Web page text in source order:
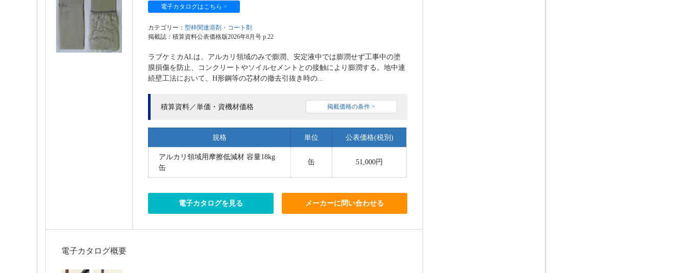
電子カタログはこちら >
カテゴリー：型枠関連溶剤・コート剤
掲載誌：積算資料公表価格版2026年8月号 p.22
ラブケミカALは、アルカリ領域のみで膨潤、安定液中では膨潤せず工事中の塗
膜損傷を防止、コンクリートやソイルセメントとの接触により膨潤する。地中連
続壁工法において、H形鋼等の芯材の撤去引抜き時の...
積算資料／単価・資機材価格 掲載価格の条件 >
規格 単位 公表価格(税別)
アルカリ領域用摩擦低減材 容量18kg
缶
缶 51,000円
電子カタログを見る メーカーに問い合わせる
電子カタログ概要